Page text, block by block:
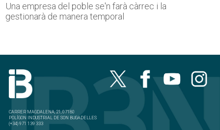
Una empresa del poble se'n farà càrrec i la
gestionarà de manera temporal
CARRER MAGDALENA, 21, 07180
POLÍGON INDUSTRIAL DE SON BUGADELLES
(+34) 971 139 333